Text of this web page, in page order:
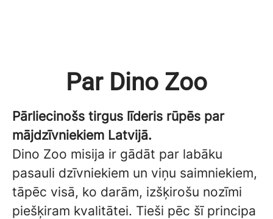
Par Dino Zoo
Pārliecinošs tirgus līderis rūpēs par
mājdzīvniekiem Latvijā.
Dino Zoo misija ir gādāt par labāku
pasauli dzīvniekiem un viņu saimniekiem,
tāpēc visā, ko darām, izšķirošu nozīmi
piešķiram kvalitātei. Tieši pēc šī principa